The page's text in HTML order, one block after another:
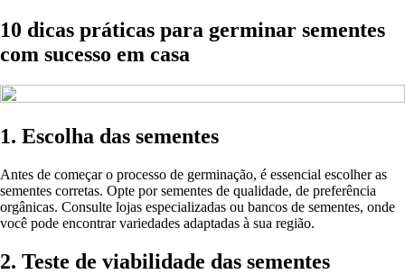
10 dicas práticas para germinar sementes
com sucesso em casa
1. Escolha das sementes
Antes de começar o processo de germinação, é essencial escolher as
sementes corretas. Opte por sementes de qualidade, de preferência
orgânicas. Consulte lojas especializadas ou bancos de sementes, onde
você pode encontrar variedades adaptadas à sua região.
2. Teste de viabilidade das sementes